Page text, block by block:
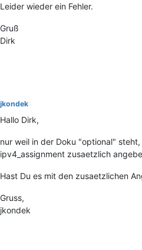
Leider wieder ein Fehler.
Gruß
Dirk
jkondek
Hallo Dirk,
nur weil in der Doku "optional"
ipv4_assignment zusaetzlich
Hast Du es mit den zusaetzlichen
Gruss,
jkondek